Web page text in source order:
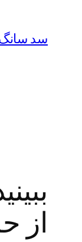
سد
از